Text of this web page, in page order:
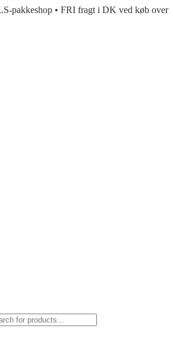
pakkeshop • FRI fragt i DK ved køb over